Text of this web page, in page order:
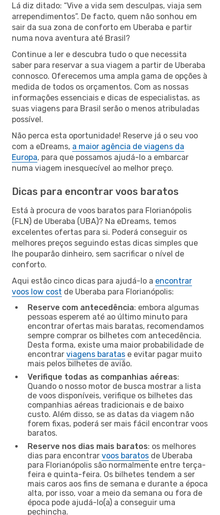
Lá diz ditado: “Vive a vida sem desculpas, viaja sem
arrependimentos”. De facto, quem não sonhou em
sair da sua zona de conforto em Uberaba e partir
numa nova aventura até Brasil?
Continue a ler e descubra tudo o que necessita
saber para reservar a sua viagem a partir de Uberaba
connosco. Oferecemos uma ampla gama de opções à
medida de todos os orçamentos. Com as nossas
informações essenciais e dicas de especialistas, as
suas viagens para Brasil serão o menos atribuladas
possível.
Não perca esta oportunidade! Reserve já o seu voo
com a eDreams, a maior agência de viagens da
Europa, para que possamos ajudá-lo a embarcar
numa viagem inesquecível ao melhor preço.
Dicas para encontrar voos baratos
Está à procura de voos baratos para Florianópolis
(FLN) de Uberaba (UBA)? Na eDreams, temos
excelentes ofertas para si. Poderá conseguir os
melhores preços seguindo estas dicas simples que
lhe pouparão dinheiro, sem sacrificar o nível de
conforto.
Aqui estão cinco dicas para ajudá-lo a encontrar
voos low cost de Uberaba para Florianópolis:
Reserve com antecedência: embora algumas
pessoas esperem até ao último minuto para
encontrar ofertas mais baratas, recomendamos
sempre comprar os bilhetes com antecedência.
Desta forma, existe uma maior probabilidade de
encontrar viagens baratas e evitar pagar muito
mais pelos bilhetes de avião.
Verifique todas as companhias aéreas:
Quando o nosso motor de busca mostrar a lista
de voos disponíveis, verifique os bilhetes das
companhias aéreas tradicionais e de baixo
custo. Além disso, se as datas da viagem não
forem fixas, poderá ser mais fácil encontrar voos
baratos.
Reserve nos dias mais baratos: os melhores
dias para encontrar voos baratos de Uberaba
para Florianópolis são normalmente entre terça-
feira e quinta-feira. Os bilhetes tendem a ser
mais caros aos fins de semana e durante a época
alta, por isso, voar a meio da semana ou fora de
época pode ajudá-lo(a) a conseguir uma
pechincha.